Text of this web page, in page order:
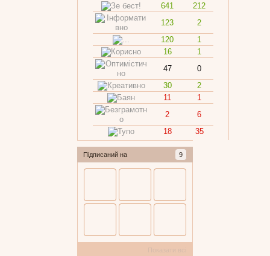
641
212
123
2
120
1
16
1
47
0
30
2
11
1
2
6
18
35
Підписаний на 9